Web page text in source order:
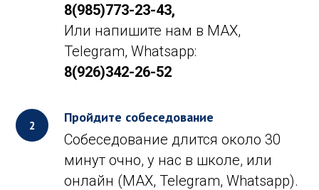
8(985)773-23-43,
Или напишите нам в MAX,
Telegram, Whatsapp:
8(926)342-26-52
Пройдите собеседование
Собеседование длится около 30
минут очно, у нас в школе, или
онлайн (MAX, Telegram, Whatsapp).